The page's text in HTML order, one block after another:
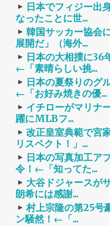
日本でフィジー出
なったことに世...
韓国サッカー協会
展開だ」（海外...
日本の大相撲に36
←「素晴らしい挑...
日本の夏祭りのグ
←「お好み焼きの優...
イチローがマリナ
躍にMLBフ...
改正皇室典範で宮
リスペクト！」...
日本の写真加工ア
令！←「知ってた...
大谷ドジャースが
朗希には感謝...
村上宗隆の第25号
ン騒然！←「...